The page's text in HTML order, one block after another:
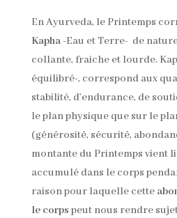
En Ayurveda, le Printemps
Kapha-Eau et Terre- de
collante, fraiche et lourde.
équilibré-, correspond aux
stabilité, d’endurance, de
le plan physique que sur le
(générosité, sécurité,
montante du Printemps vient
accumulé dans le corps
raison pour laquelle cette
le corps peut nous rendre